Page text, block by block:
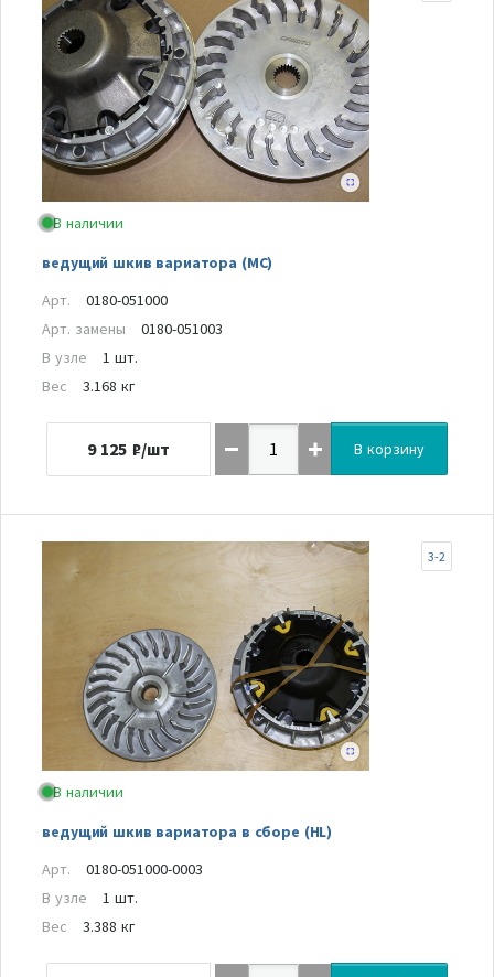
В наличии
ведущий шкив вариатора (MC)
Арт.
0180-051000
Арт. замены
0180-051003
В узле
1 шт.
Вес
3.168 кг
9 125 ₽/шт В корзину
В наличии
ведущий шкив вариатора в сборе (HL)
3-2
Арт.
0180-051000-0003
В узле
1 шт.
Вес
3.388 кг